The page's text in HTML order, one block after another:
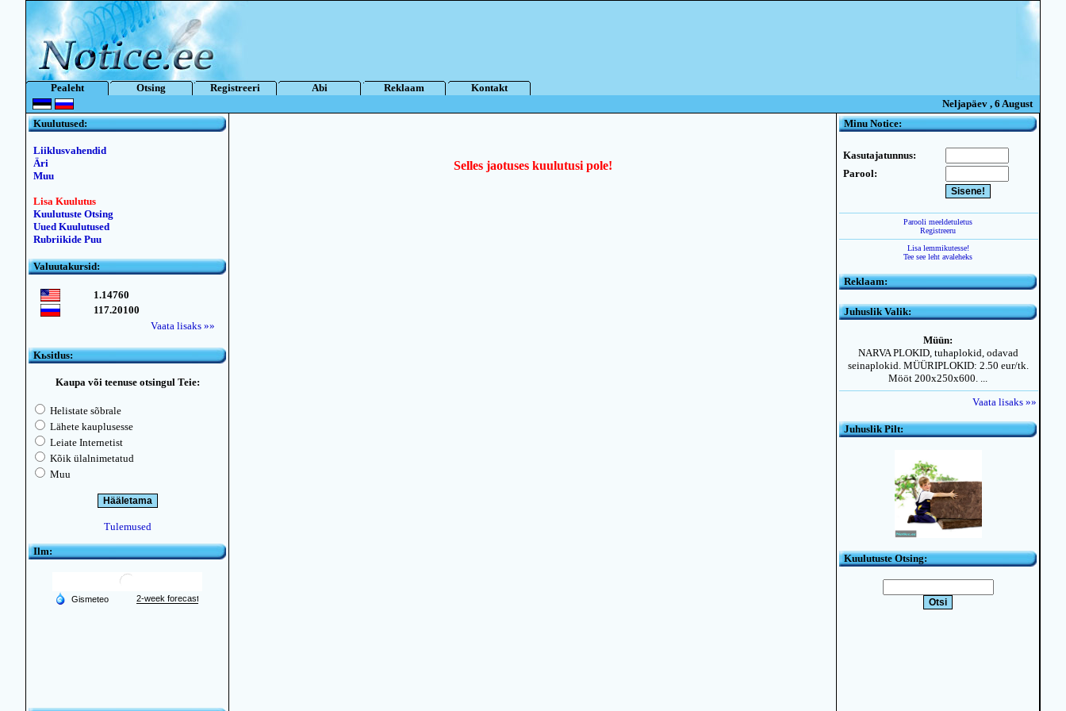
Pealeht Otsing Registreeri Abi Reklaam
Kontakt
Neljapäev , 6 August
Kuulutused:
Liiklusvahendid
Äri
Muu
Lisa Kuulutus
Kuulutuste Otsing
Uued Kuulutused
Rubriikide Puu
Valuutakursid:
1.14760
117.20100
Vaata lisaks »»
Kьsitlus:
Kaupa või teenuse otsingul Teie:
Helistate sõbrale
Lähete kauplusesse
Leiate Internetist
Kõik ülalnimetatud
Muu
Tulemused
Ilm:
Selles jaotuses kuulutusi pole!
Minu Notice:
Kasutajatunnus:
Parool:
Parooli meeldetuletus
Registreeru
Lisa lemmikutesse!
Tee see leht avaleheks
Reklaam:
Juhuslik Valik:
Müün:
NARVA PLOKID, tuhaplokid, odavad
seinaplokid. MÜÜRIPLOKID: 2.50 eur/tk.
Mööt 200x250x600. ...
Vaata lisaks »»
Juhuslik Pilt:
Kuulutuste Otsing: